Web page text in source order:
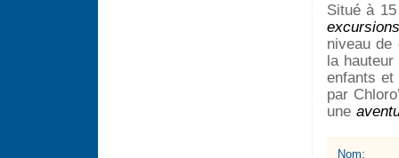
Situé à
niveau de
la
enfants et
par
une
Nom: